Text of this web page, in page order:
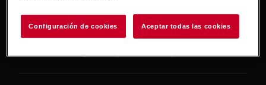
Configuración de cookies Aceptar todas las cookies